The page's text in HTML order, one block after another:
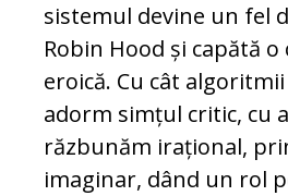
sistemul devine un fel
Robin Hood și capătă
eroică. Cu cât
adorm simțul critic, cu
răzbunăm irațional,
imaginar, dând un rol